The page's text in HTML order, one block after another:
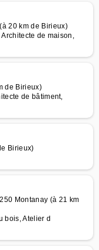
20 km de Birieux)
de maison,
de Birieux)
de bâtiment,
Birieux)
Montanay (à 21 km
bois, Atelier d